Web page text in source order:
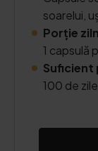
soarelui,
Porție
1 capsulă
Suficient
100 de